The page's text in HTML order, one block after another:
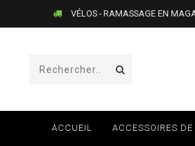
LIVRAISON AU
ACCUEIL ACCESSOIRES DE